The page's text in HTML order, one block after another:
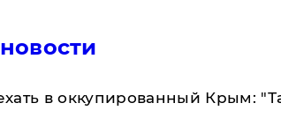
в оккупированный Крым: